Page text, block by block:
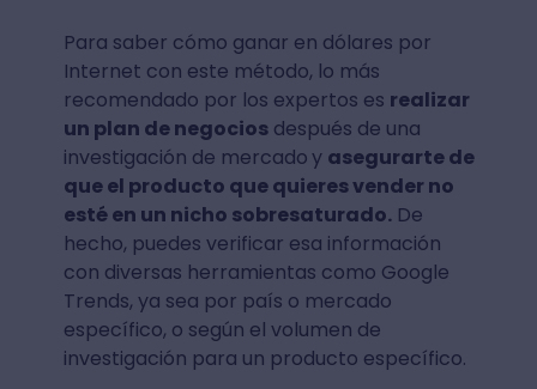
Para saber cómo ganar en dólares por
Internet con este método, lo más
recomendado por los expertos es realizar
un plan de negociosdespués de una
investigación de mercadoy asegurarte de
que el producto que quieres vender no
esté en un nicho sobresaturado.De
hecho, puedes verificar esa información
con diversas herramientas como Google
Trends, ya sea por país o mercado
específico, o según el volumen de
investigación para un producto específico.